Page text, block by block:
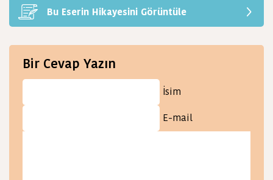
Bu Eserin Hikayesini Görüntüle
Bir Cevap Yazın
İsim
E-mail